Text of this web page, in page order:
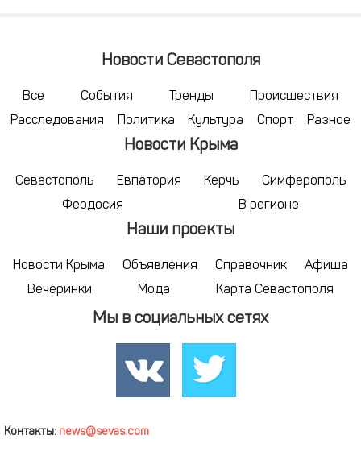
Новости Севастополя
Все События Тренды
Происшествия
Расследования
Политика Культура Спорт Разное
Новости Крыма
Севастополь Евпатория Керчь
Симферополь
Феодосия
В регионе
Наши проекты
Новости Крыма Объявления Справочник
Афиша
Вечеринки
Мода Карта Севастополя
Мы в социальных сетях
Контакты: news@sevas.com